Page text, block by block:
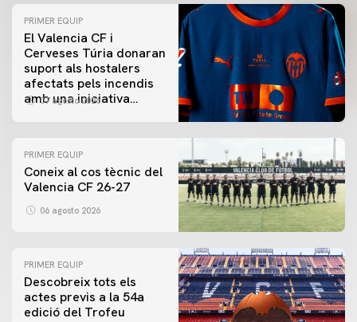
PRIMER EQUIP
El Valencia CF i
Cerveses Túria donaran
suport als hostalers
afectats pels incendis
amb una iniciativa
07 agosto 2026
PRIMER EQUIP
Coneix al cos tècnic del
Valencia CF 26-27
06 agosto 2026
PRIMER EQUIP
Descobreix tots els
actes previs a la 54a
edició del Trofeu